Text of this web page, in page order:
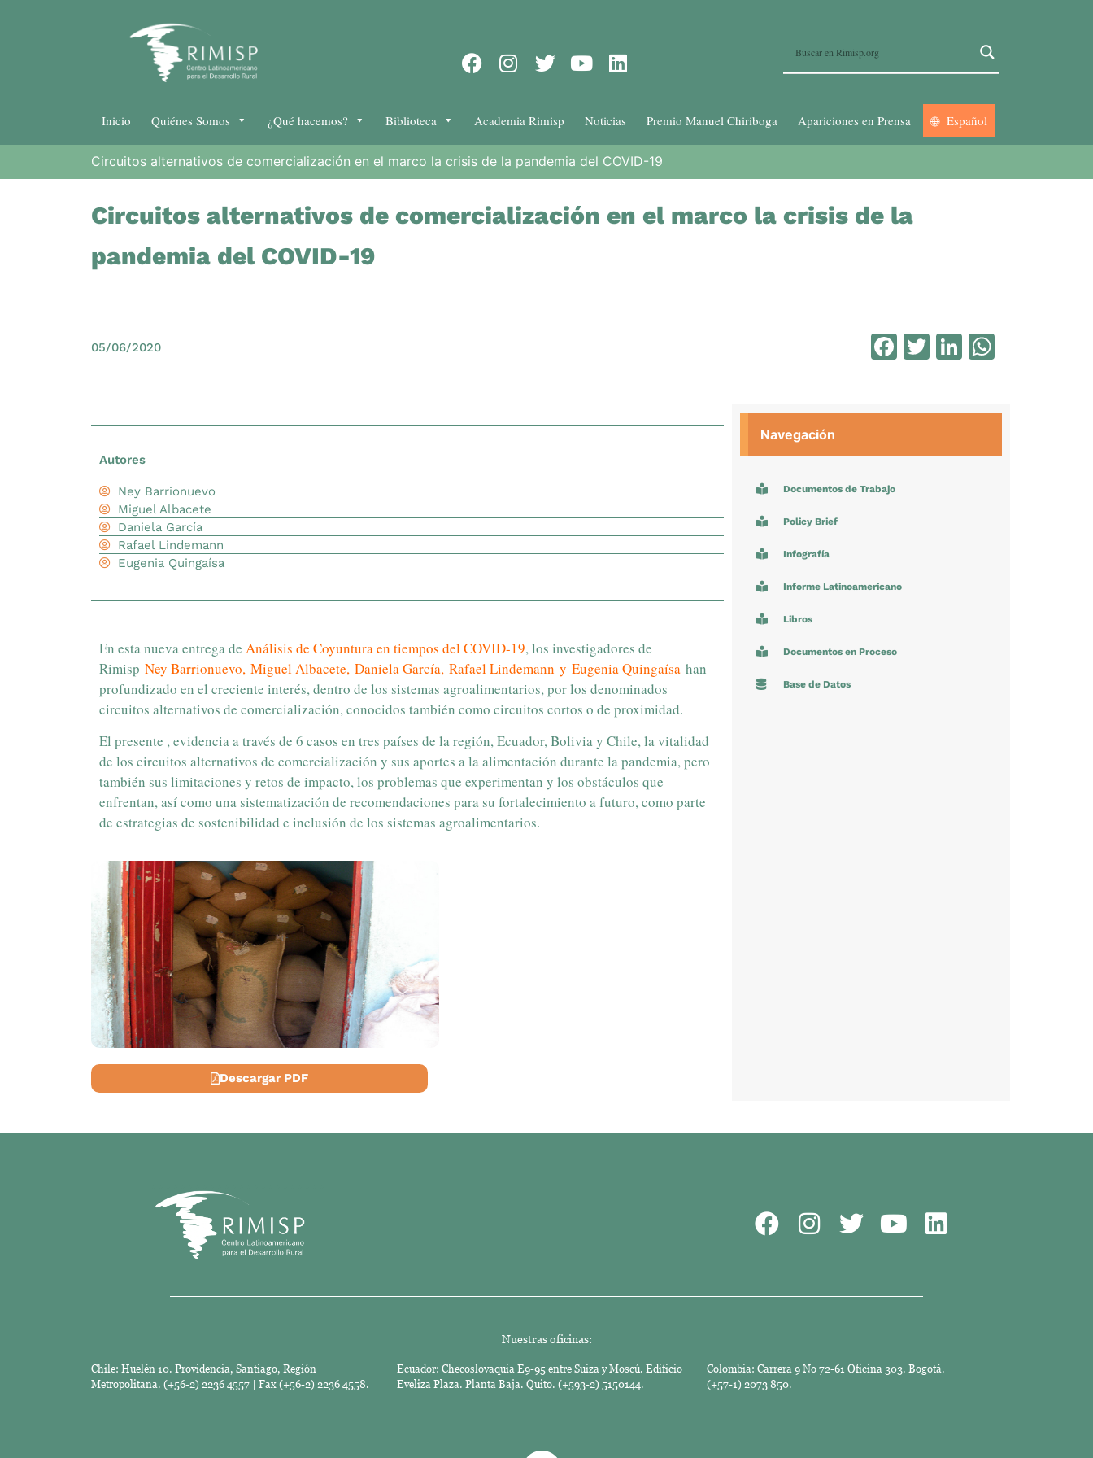
Inicio Quiénes Somos ¿Qué hacemos? Biblioteca Academia Rimisp Noticias Premio Manuel Chiriboga Apariciones en Prensa Español
Circuitos alternativos de comercialización en el marco la crisis de la pandemia del COVID-19
Circuitos alternativos de comercialización en el marco la crisis de la
pandemia del COVID-19
05/06/2020 Facebook
TwitterLinkedIn
Autores
Ney Barrionuevo
Miguel Albacete
Daniela García
Rafael Lindemann
Eugenia Quingaísa
En esta nueva entrega de Análisis de Coyuntura en tiempos del COVID-19, los investigadores de
Rimisp Ney Barrionuevo, Miguel Albacete, Daniela García, RafaelLindemann y Eugenia Quingaísa han
profundizado en el creciente interés, dentro de los sistemas agroalimentarios, por los denominados
circuitos alternativos de comercialización, conocidos también como circuitos cortos o de proximidad.
El presente , evidencia a través de 6 casos en tres países de la región, Ecuador, Bolivia y Chile, la vitalidad
de los circuitos alternativos de comercialización y sus aportes a la alimentación durante la pandemia, pero
también sus limitaciones y retos de impacto, los problemas que experimentan y los obstáculos que
enfrentan, así como una sistematización de recomendaciones para su fortalecimiento a futuro, como parte
de estrategias de sostenibilidad e inclusión de los sistemas agroalimentarios.
Descargar PDF
Navegación
Documentos de Trabajo
Policy Brief
Infografía
Informe Latinoamericano
Libros
Documentos en Proceso
Base de Datos
Nuestras oficinas:
Chile: Huelén 10. Providencia, Santiago, Región
Metropolitana. (+56-2) 2236 4557 | Fax (+56-2) 2236 4558.
Ecuador: Checoslovaquia E9-95 entre Suiza y Moscú. Edificio
Eveliza Plaza. Planta Baja. Quito. (+593-2) 5150144.
Colombia: Carrera 9 No 72-61 Oficina 303. Bogotá.
(+57-1) 2073 850.